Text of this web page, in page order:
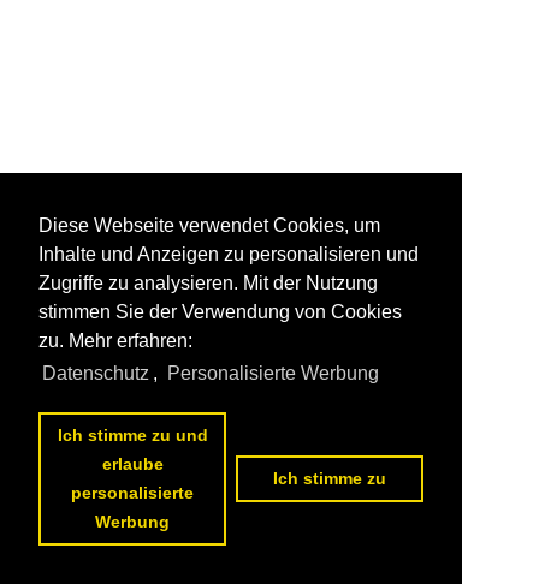
Diese Webseite verwendet Cookies, um
Inhalte und Anzeigen zu personalisieren und
Zugriffe zu analysieren. Mit der Nutzung
stimmen Sie der Verwendung von Cookies
zu. Mehr erfahren:
Datenschutz , Personalisierte Werbung
Ich stimme zu und
erlaube
personalisierte
Werbung
Ich stimme zu